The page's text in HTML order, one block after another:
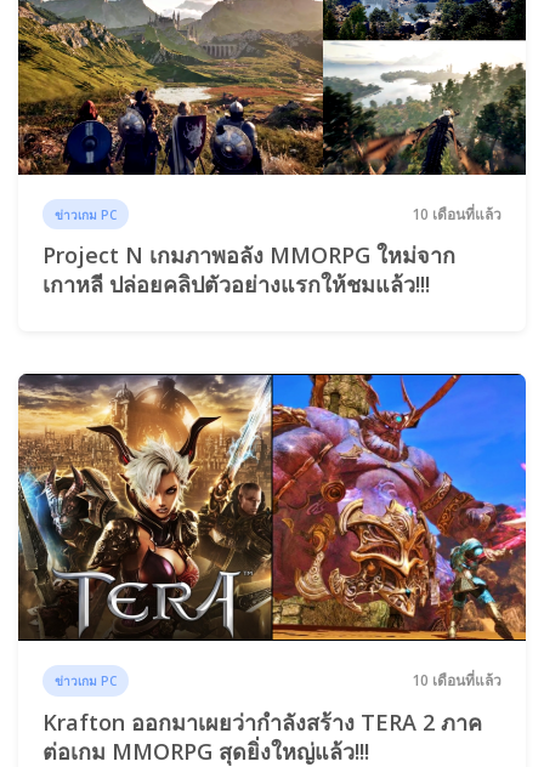
ข่าวเกม PC 10 เดือนที่แล้ว
Project N เกมภาพอลัง MMORPG ใหม่จาก
เกาหลี ปล่อยคลิปตัวอย่างแรกให้ชมแล้ว!!!
ข่าวเกม PC 10 เดือนที่แล้ว
Krafton ออกมาเผยว่ากำลังสร้าง TERA 2 ภาค
ต่อเกม MMORPG สุดยิ่งใหญ่แล้ว!!!